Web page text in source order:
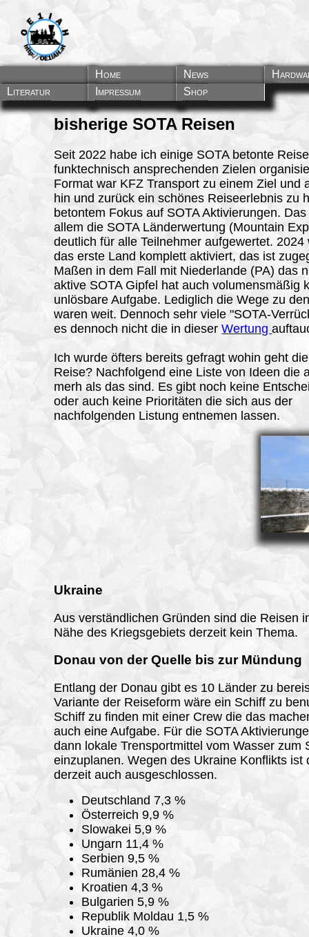
Home News
Literatur
Impressum Shop
bisherige SOTA Reisen
Seit 2022 habe ich einige SOTA betonte
funktechnisch ansprechenden Zielen
Format war KFZ Transport zu einem Ziel und
hin und zurück ein schönes Reiseerlebnis zu
betontem Fokus auf SOTA Aktivierungen.
allem die SOTA Länderwertung (Mountain
deutlich für alle Teilnehmer aufgewertet. 2024
das erste Land komplett aktiviert, das ist
Maßen in dem Fall mit Niederlande (PA) das
aktive SOTA Gipfel hat auch volumensmäßig
unlösbare Aufgabe. Lediglich die Wege zu
waren weit. Dennoch sehr viele "SOTA-
es dennoch nicht die in dieserWertung
Ich wurde öfters bereits gefragt wohin geht
Reise? Nachfolgend eine Liste von Ideen die
merh als das sind. Es gibt noch keine
oder auch keine Prioritäten die sich aus der
nachfolgenden Listung entnemen lassen.
Ukraine
Aus verständlichen Gründen sind die Reisen
Nähe des Kriegsgebiets derzeit kein Thema.
Donau von der Quelle bis zur Mündung
Entlang der Donau gibt es 10 Länder zu
Variante der Reiseform wäre ein Schiff zu
Schiff zu finden mit einer Crew die das
auch eine Aufgabe. Für die SOTA
dann lokale Trensportmittel vom Wasser zum
einzuplanen. Wegen des Ukraine Konflikts ist
derzeit auch ausgeschlossen.
Deutschland 7,3 %
Österreich 9,9 %
Slowakei 5,9 %
Ungarn 11,4 %
Serbien 9,5 %
Rumänien 28,4 %
Kroatien 4,3 %
Bulgarien 5,9 %
Republik Moldau 1,5 %
Ukraine 4,0 %